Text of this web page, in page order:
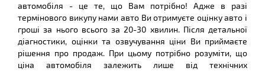
автомобіля - це те, що Вам потрібно! Адже в разі
термінового викупу нами авто Ви отримуєте оцінку авто і
гроші за нього всього за 20-30 хвилин. Після детальної
діагностики, оцінки та озвучування ціни Ви приймаєте
рішення про продаж. При цьому потрібно розуміти, що
ціна автомобіля залежить лише від технічних